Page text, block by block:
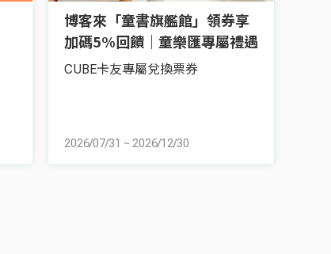
博客來「童書旗艦館」領券享
加碼5%回饋｜童樂匯專屬禮遇
CUBE卡友專屬兌換票券
2026/07/31 ~ 2026/12/30